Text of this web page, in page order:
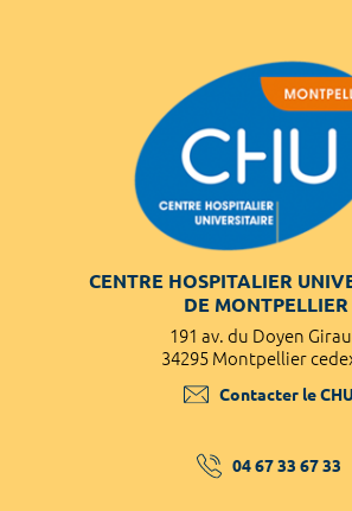
CENTRE HOSPITALIER
DE MONTPELLIER
191 av. du Doyen
34295 Montpellier
Contacter le CHU
04 67 33 67 33